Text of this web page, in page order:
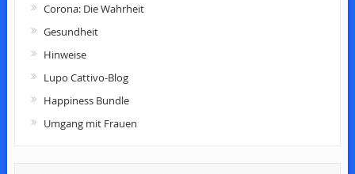
Corona: Die Wahrheit
Gesundheit
Hinweise
Lupo Cattivo-Blog
Happiness Bundle
Umgang mit Frauen